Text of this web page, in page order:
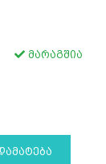
მარაგშია